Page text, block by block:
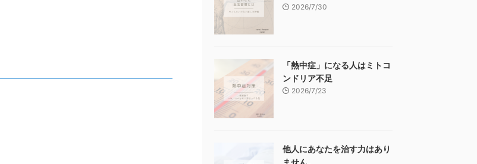
2026/7/30
「熱中症」になる人はミトコ
ンドリア不足
2026/7/23
他人にあなたを治す力はあり
ません。